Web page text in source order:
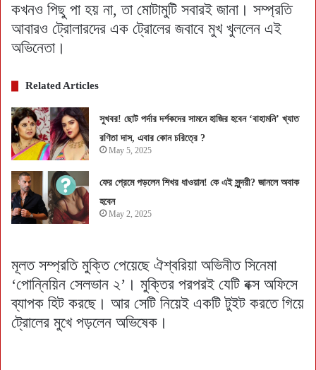
কখনও পিছু পা হয় না, তা মোটামুটি সবারই জানা। সম্প্রতি
আবারও ট্রোলারদের এক ট্রোলের জবাবে মুখ খুললেন এই
অভিনেতা।
Related Articles
সুখবর! ছোট পর্দার দর্শকদের সামনে হাজির হবেন ‘বাহামনি’ খ্যাত
রণিতা দাস, এবার কোন চরিত্রে ?
May 5, 2025
ফের প্রেমে পড়লেন শিখর ধাওয়ান! কে এই সুন্দরী? জানলে অবাক
হবেন
May 2, 2025
মূলত সম্প্রতি মুক্তি পেয়েছে ঐশ্বরিয়া অভিনীত সিনেমা
‘পোন্নিয়িন সেলভান ২’। মুক্তির পরপরই যেটি বক্স অফিসে
ব্যাপক হিট করছে। আর সেটি নিয়েই একটি টুইট করতে গিয়ে
ট্রোলের মুখে পড়লেন অভিষেক।